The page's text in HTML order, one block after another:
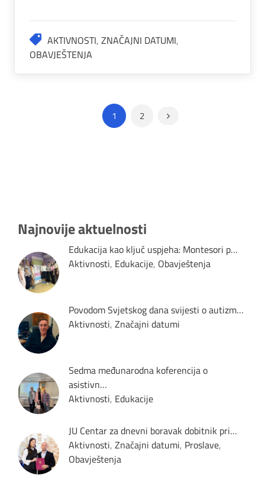
AKTIVNOSTI, ZNAČAJNI DATUMI,
OBAVJEŠTENJA
1 2
Najnovije aktuelnosti
Edukacija kao ključ uspjeha: Montesori p…
Aktivnosti, Edukacije, Obavještenja
Povodom Svjetskog dana svijesti o autizm…
Aktivnosti, Značajni datumi
Sedma međunarodna koferencija o
asistivn…
Aktivnosti, Edukacije
JU Centar za dnevni boravak dobitnik pri…
Aktivnosti, Značajni datumi, Proslave,
Obavještenja